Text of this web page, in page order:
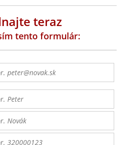
teraz
tento formulár: